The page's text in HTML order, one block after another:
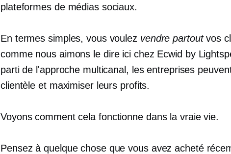
plateformes de médias sociaux.
En termes simples, vous voulez vendre partoutvos
comme nous aimons le dire ici chez Ecwid by
parti de l'approche multicanal, les entreprises
clientèle et maximiser leurs profits.
Voyons comment cela fonctionne dans la vraie vie.
Pensez à quelque chose que vous avez acheté